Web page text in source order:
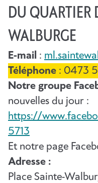
DU QUARTIER
WALBURGE
E-mail :
Téléphone : 0473
Notre groupe
nouvelles du jour :
https://
5713
Et notre page
Adresse :
Place Sainte-